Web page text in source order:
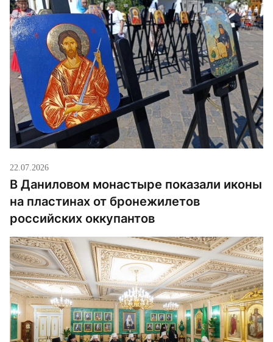
22.07.2026
В Даниловом монастыре показали иконы
на пластинах от бронежилетов
российских оккупантов